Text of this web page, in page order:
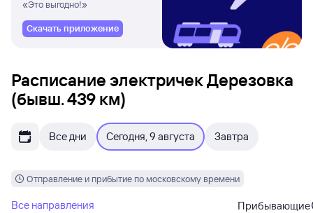
«Это выгодно!»
Скачать приложение
Расписание электричек Дерезовка
(бывш. 439 км)
Все дни Сегодня, 9 августа Завтра
Отправление и прибытие по московскому времени
Все направления Прибывающие